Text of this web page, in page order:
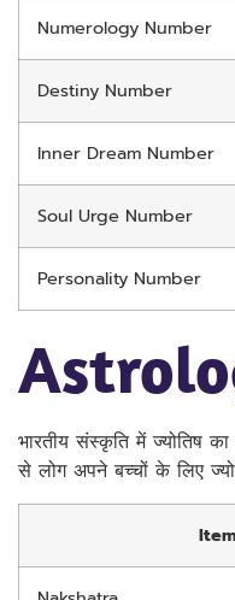
Numerology Number
Destiny Number
Inner Dream Number
Soul Urge Number
Personality Number
भारतीय संस्कृति में ज्योतिष
से लोग अपने बच्चों के लिए
Item